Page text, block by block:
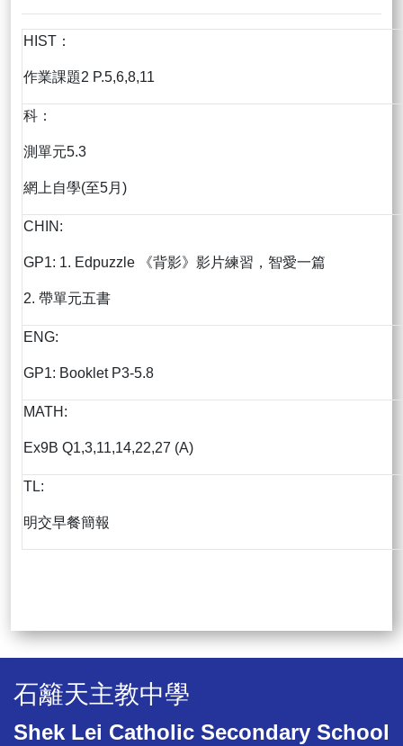
HIST：
作業課題2 P.5,6,8,11
科：
測單元5.3
網上自學(至5月)
CHIN:
GP1: 1. Edpuzzle 《背影》影片練習，智愛一篇
2. 帶單元五書
ENG:
GP1: Booklet P3-5.8
MATH:
Ex9B Q1,3,11,14,22,27 (A)
TL:
明交早餐簡報
石籬天主教中學
Shek Lei Catholic Secondary School